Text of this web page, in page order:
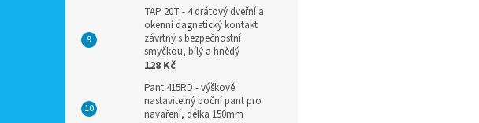
TAP 20T - 4 drátový dveřní a
okenní dagnetický kontakt
závrtný s bezpečnostní
smyčkou, bílý a hnědý
128 Kč
Pant 415RD - výškově
nastavitelný boční pant pro
navaření, délka 150mm